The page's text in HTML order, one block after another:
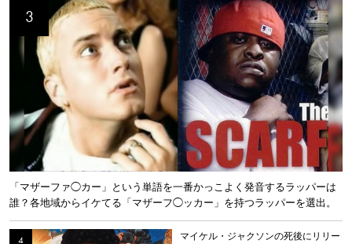
「マザーファ◯カー」という単語を一番かっこよく発音するラッパーは
誰？各地域からイケてる「マザーフ◯ッカー」を持つラッパーを選出。
マイケル・ジャクソンの死後にリリー